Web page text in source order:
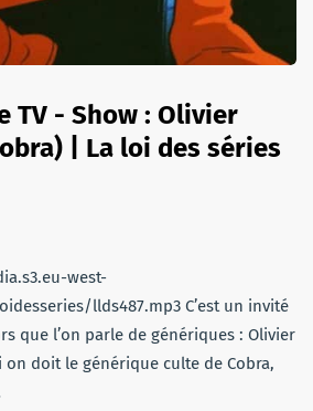
TV - Show : Olivier
| La loi des séries
west-
llds487.mp3 C’est un invité
que l’on parle de génériques : Olivier
doit le générique culte de Cobra,